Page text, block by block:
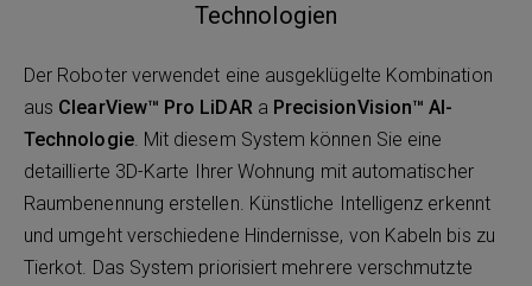
Technologien
Der Roboter verwendet eine ausgeklügelte Kombination
aus ClearView™ Pro LiDARa PrecisionVision™ AI-
Technologie. Mit diesem System können Sie eine
detaillierte 3D-Karte Ihrer Wohnung mit automatischer
Raumbenennung erstellen. Künstliche Intelligenz erkennt
und umgeht verschiedene Hindernisse, von Kabeln bis zu
Tierkot. Das System priorisiert mehrere verschmutzte